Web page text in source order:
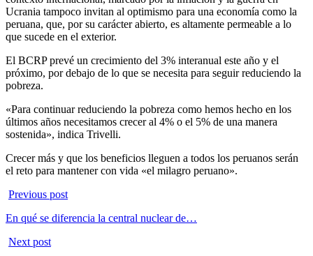
Ucrania tampoco invitan al optimismo para una economía como la
peruana, que, por su carácter abierto, es altamente permeable a lo
que sucede en el exterior.
El BCRP prevé un crecimiento del 3% interanual este año y el
próximo, por debajo de lo que se necesita para seguir reduciendo la
pobreza.
«Para continuar reduciendo la pobreza como hemos hecho en los
últimos años necesitamos crecer al 4% o el 5% de una manera
sostenida», indica Trivelli.
Crecer más y que los beneficios lleguen a todos los peruanos serán
el reto para mantener con vida «el milagro peruano».
Previous post
En qué se diferencia la central nuclear de…
Next post